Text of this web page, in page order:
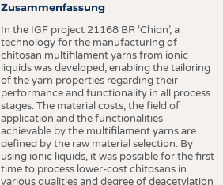
Zusammenfassung
In the IGF project 21168 BR ‘Chion’, a
technology for the manufacturing of
chitosan multifilament yarns from ionic
liquids was developed, enabling the tailoring
of the yarn properties regarding their
performance and functionality in all process
stages. The material costs, the field of
application and the functionalities
achievable by the multifilament yarns are
defined by the raw material selection. By
using ionic liquids, it was possible for the first
time to process lower-cost chitosans in
various qualities and degree of deacetylation